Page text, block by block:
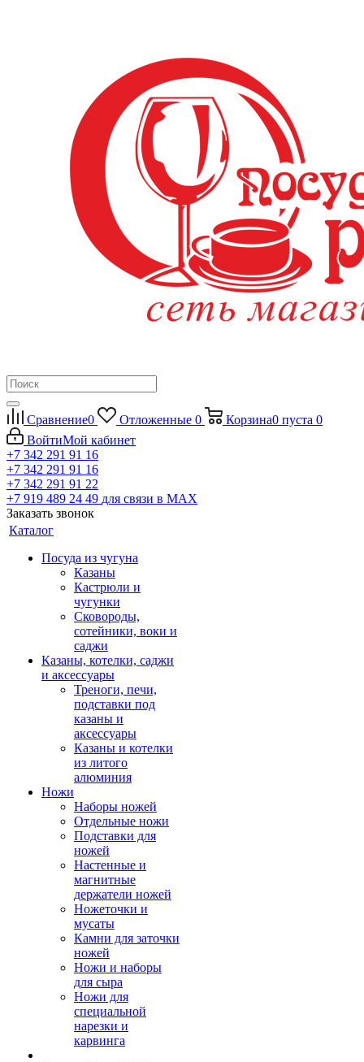
Сравнение0 Отложенные 0 Корзина0 пуста 0
ВойтиМой кабинет
+7 342 291 91 16
+7 342 291 91 16
+7 342 291 91 22
+7 919 489 24 49 для связи в МАХ
Заказать звонок
Каталог
Посуда из чугуна
Казаны
Кастрюли и
чугунки
Сковороды,
сотейники, воки и
саджи
Казаны, котелки, саджи
и аксессуары
Треноги, печи,
подставки под
казаны и
аксессуары
Казаны и котелки
из литого
алюминия
Ножи
Наборы ножей
Отдельные ножи
Подставки для
ножей
Настенные и
магнитные
держатели ножей
Ножеточки и
мусаты
Камни для заточки
ножей
Ножи и наборы
для сыра
Ножи для
специальной
нарезки и
карвинга